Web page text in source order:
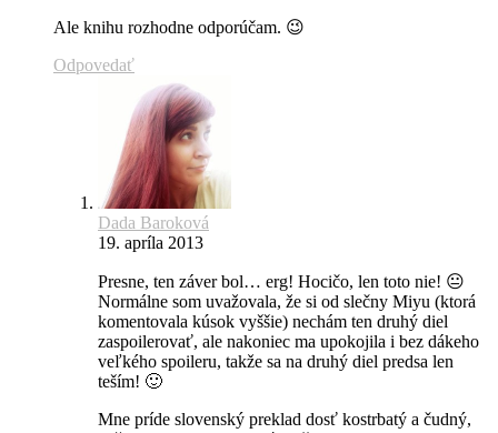
Ale knihu rozhodne odporúčam. 😉
Odpovedať
Dada Baroková
19. apríla 2013
Presne, ten záver bol… erg! Hocičo, len toto nie! 😐
Normálne som uvažovala, že si od slečny Miyu (ktorá
komentovala kúsok vyššie) nechám ten druhý diel
zaspoilerovať, ale nakoniec ma upokojila i bez dákeho
veľkého spoileru, takže sa na druhý diel predsa len
teším! 🙂
Mne príde slovenský preklad dosť kostrbatý a čudný,